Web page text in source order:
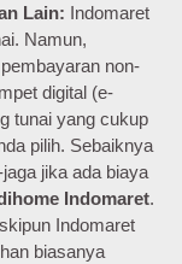
Lain: Indomaret
Namun,
non-
digital (e-
tunai yang cukup
pilih. Sebaiknya
jika ada biaya
Indomaret.
Indomaret
biasanya